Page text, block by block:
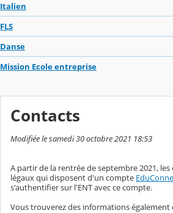
Italien
FLS
Danse
Mission Ecole entreprise
Contacts
Modifiée le samedi 30 octobre 2021 18:53
A partir de la rentrée de septembre 2021,
légaux qui disposent d'un compte
s'authentifier sur l'ENT avec ce compte.
Vous trouverez des informations également